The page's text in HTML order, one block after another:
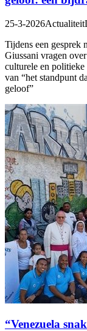
25-3-2026Actualiteit
Tijdens een gesprek
Giussani vragen
culturele en politieke
van “het standpunt
geloof”
“Venezuela